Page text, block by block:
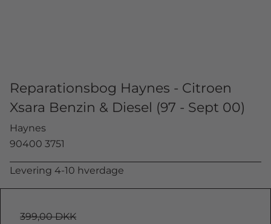
Reparationsbog Haynes - Citroen
Xsara Benzin & Diesel (97 - Sept 00)
Haynes
90400 3751
Levering 4-10 hverdage
399,00 DKK